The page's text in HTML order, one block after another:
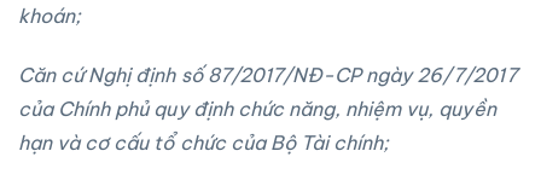
khoán;
Căn cứ Nghị định số 87/2017/NĐ-CP ngày 26/7/2017
của Chính phủ quy định chức năng, nhiệm vụ, quyền
hạn và cơ cấu tổ chức của Bộ Tài chính;